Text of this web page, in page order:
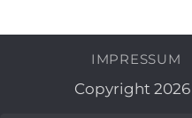
IMPRESSUM
Copyright